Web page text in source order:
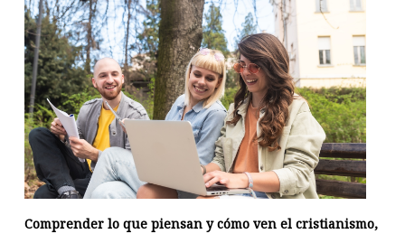
Comprender lo que piensan y cómo ven el cristianismo,